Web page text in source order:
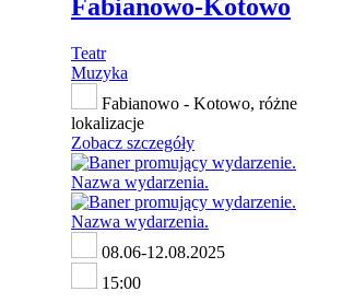
Fabianowo-Kotowo
Teatr
Muzyka
Fabianowo - Kotowo, różne
lokalizacje
Zobacz szczegóły
08.06-12.08.2025
15:00